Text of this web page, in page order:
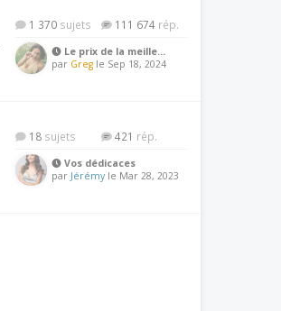
1 370 111 674
Le prix de la meille…
par Greg le Sep 18, 2024
18 421
Vos dédicaces
par Jérémy le Mar 28, 2023